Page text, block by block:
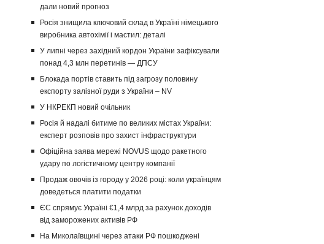
дали новий прогноз
Росія знищила ключовий склад в Україні німецького
виробника автохімії і мастил: деталі
У липні через західний кордон України зафіксували
понад 4,3 млн перетинів — ДПСУ
Блокада портів ставить під загрозу половину
експорту залізної руди з України – NV
У НКРЕКП новий очільник
Росія й надалі битиме по великих містах України:
експерт розповів про захист інфраструктури
Офіційна заява мережі NOVUS щодо ракетного
удару по логістичному центру компанії
Продаж овочів із городу у 2026 році: коли українцям
доведеться платити податки
ЄС спрямує Україні €1,4 млрд за рахунок доходів
від заморожених активів РФ
На Миколаївщині через атаки РФ пошкоджені